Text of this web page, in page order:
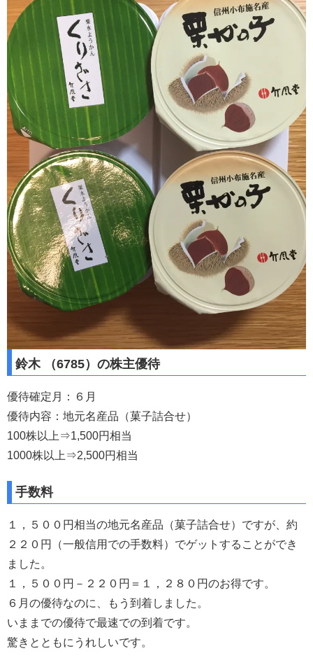
鈴木 （6785）の株主優待
優待確定月：６月
優待内容：地元名産品（菓子詰合せ）
100株以上⇒1,500円相当
1000株以上⇒2,500円相当
手数料
１，５００円相当の地元名産品（菓子詰合せ）ですが、約
２２０円（一般信用での手数料）でゲットすることができ
ました。
１，５００円－２２０円＝１，２８０円のお得です。
６月の優待なのに、もう到着しました。
いままでの優待で最速での到着です。
驚きとともにうれしいです。